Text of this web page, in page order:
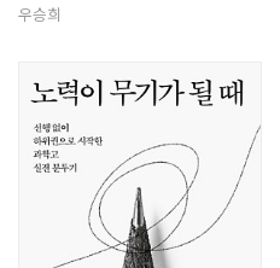
우승희